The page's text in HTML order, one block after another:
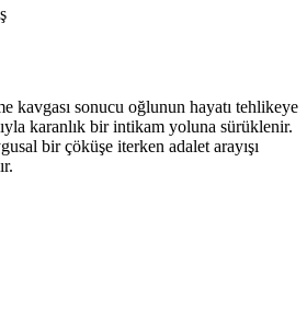
kavgası sonucu oğlunun hayatı tehlikeye
karanlık bir intikam yoluna sürüklenir.
bir çöküşe iterken adalet arayışı